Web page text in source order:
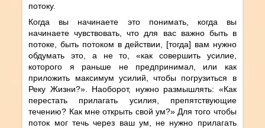
потоку.
Когда вы начинаете это понимать, когда вы
начинаете чувствовать, что для вас важно быть в
потоке, быть потоком в действии, [тогда] вам нужно
обдумать это, а не то, «как совершить усилие,
которого я раньше не предпринимал, или как
приложить максимум усилий, чтобы погрузиться в
Реку Жизни?». Наоборот, нужно размышлять: «Как
перестать прилагать усилия, препятствующие
течению? Как мне открыть свой ум?» Для того чтобы
поток мог течь через ваш ум, не нужно прилагать